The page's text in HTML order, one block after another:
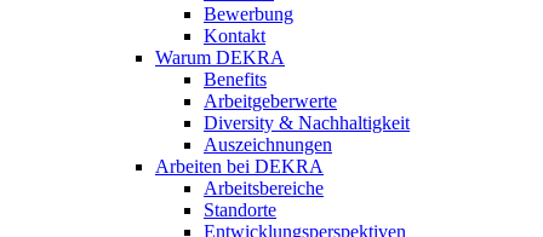
Bewerbung
Kontakt
Warum DEKRA
Benefits
Arbeitgeberwerte
Diversity & Nachhaltigkeit
Auszeichnungen
Arbeiten bei DEKRA
Arbeitsbereiche
Standorte
Entwicklungsperspektiven